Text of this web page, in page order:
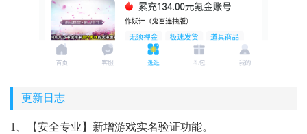
更新日志
1、【安全专业】新增游戏实名验证功能。